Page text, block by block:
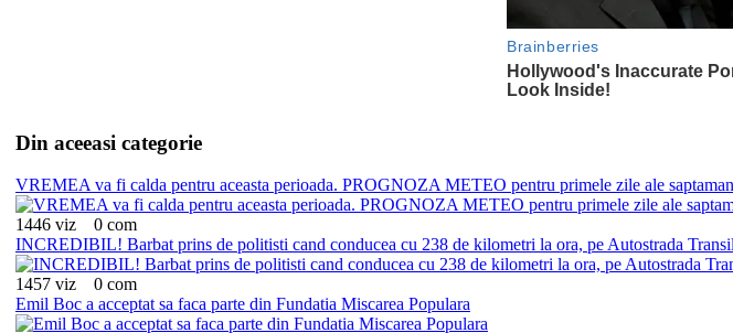
Din aceeasi categorie
VREMEA va fi calda pentru aceasta perioada. PROGNOZA METEO pentru primele zile ale
1446 viz
0 com
INCREDIBIL! Barbat prins de politisti cand conducea cu 238 de kilometri la ora, pe Autostrada
1457 viz
0 com
Emil Boc a acceptat sa faca parte din Fundatia Miscarea Populara